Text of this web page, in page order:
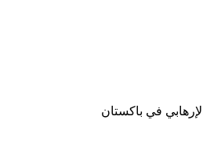
في باكستان